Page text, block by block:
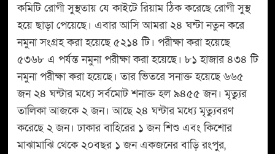
কমিটি রোগী সুস্থতায় যে কাইটে রিয়াম ঠিক করেছে রোগী সুস্থ
হয়ে ছাড়া পেয়েছে। এবার আসি আমরা ২৪ ঘন্টা নতুন করে
নমুনা সংগ্রহ করা হয়েছে ৫২১৪ টি। পরীক্ষা করা হয়েছে
৫৩৬৮ এ পর্যন্ত নমুনা পরীক্ষা করা হয়েছে। ৮১ হাজার ৪৩৪ টি
নমুনা পরীক্ষা করা হয়েছে। তার ভিতরে সনাক্ত হয়েছে ৬৬৫
জন ২৪ ঘন্টার মধ্যে সর্বমোট শনাক্ত হল ৯৪৫৫ জন। মৃত্যুর
তালিকা আজকে ২ জন। আছে ২৪ ঘন্টার মধ্যে মৃত্যুবরণ
করেছে ২ জন। ঢাকার বাহিরের ১ জন শিশু এবং কিশোর
মাঝামাঝি থেকে ২০বছর ১ জন একজনের বাড়ি রংপুর,